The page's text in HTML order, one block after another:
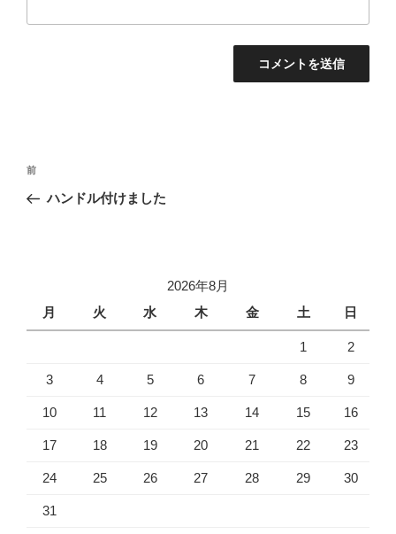
投
ナ
ョ
前
の
前
ハンドル付けました
2026年8月
月
火 水 木 金 土 日
1 2
3 4 5 6 7 8 9
10 11 12 13 14 15 16
17 18 19 20 21 22 23
24 25 26 27 28 29 30
31